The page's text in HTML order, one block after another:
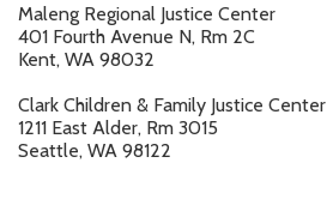
Maleng Regional Justice Center
401 Fourth Avenue N, Rm 2C
Kent, WA 98032
Clark Children & Family Justice Center
1211 East Alder, Rm 3015
Seattle, WA 98122